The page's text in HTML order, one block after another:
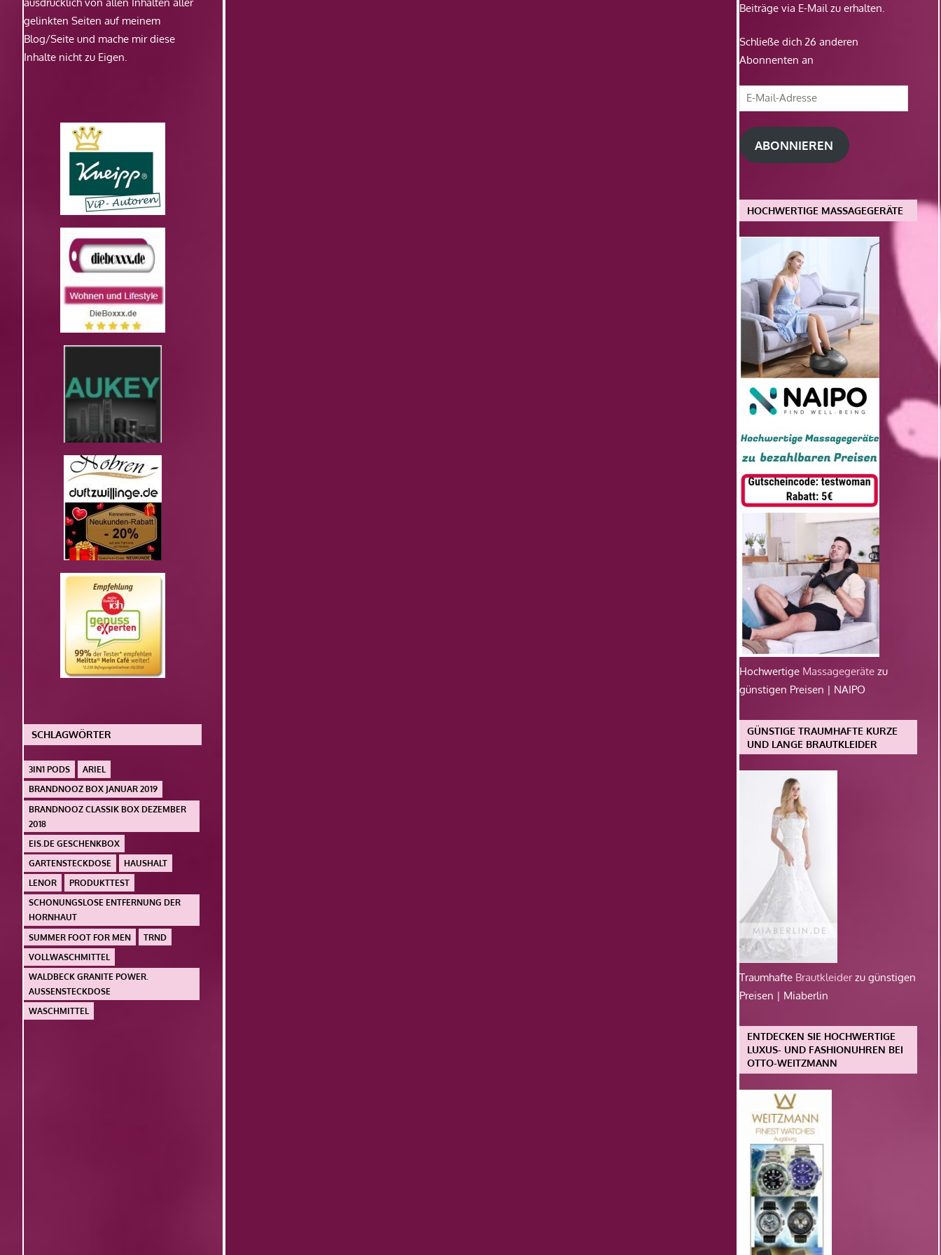
gelinkten Seiten auf meinem
Blog/Seite und mache mir diese
Inhalte nicht zu Eigen.
SCHLAGWÖRTER
3IN1 PODS
ARIEL
BRANDNOOZ BOX JANUAR 2019
BRANDNOOZ CLASSIK BOX DEZEMBER
2018
EIS.DE GESCHENKBOX
GARTENSTECKDOSE
HAUSHALT
LENOR
PRODUKTTEST
SCHONUNGSLOSE ENTFERNUNG DER
HORNHAUT
SUMMER FOOT FOR MEN
TRND
VOLLWASCHMITTEL
WALDBECK GRANITE POWER.
AUSSENSTECKDOSE
WASCHMITTEL
Beiträge via E-Mail zu erhalten.
Schließe dich 26 anderen
Abonnenten an
E-
Mail-
Adresse
ABONNIEREN
HOCHWERTIGE MASSAGEGERÄTE
Hochwertige Massagegeräte zu
günstigen Preisen | NAIPO
GÜNSTIGE TRAUMHAFTE KURZE
UND LANGE BRAUTKLEIDER
Traumhafte Brautkleiderzu günstigen
Preisen | Miaberlin
ENTDECKEN SIE HOCHWERTIGE
LUXUS- UND FASHIONUHREN BEI
OTTO-WEITZMANN